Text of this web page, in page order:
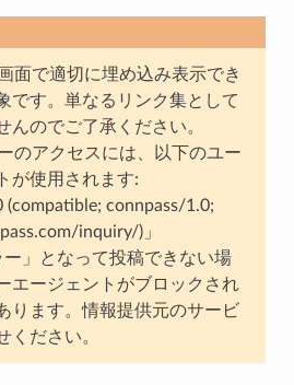
面で適切に埋め込み表示でき
です。単なるリンク集として
んのでご了承ください。
のアクセスには、以下のユー
が使用されます:
(compatible; connpass/1.0;
inquiry/)」
ー」となって投稿できない場
エージェントがブロックされ
ります。情報提供元のサービ
ください。